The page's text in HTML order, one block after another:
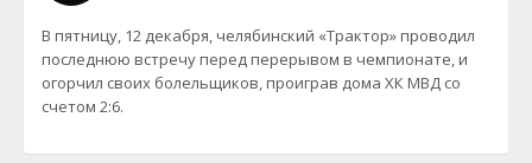
В пятницу, 12 декабря, челябинский «Трактор» проводил
последнюю встречу перед перерывом в чемпионате, и
огорчил своих болельщиков, проиграв дома ХК МВД со
счетом 2:6.